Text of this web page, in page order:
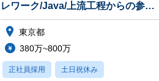
レワーク/Java/上流工程からの参
画】
東京都
380万~800万
正社員採用 土日祝休み